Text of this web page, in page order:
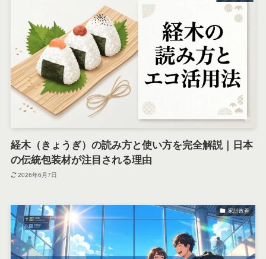
経木（きょうぎ）の読み方と使い方を完全解説｜日本
の伝統包装材が注目される理由
2026年6月7日
家計改善